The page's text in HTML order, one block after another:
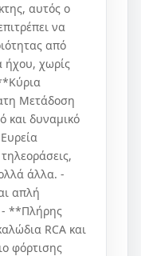
αυτός ο
να
από
ήχου, χωρίς
Μετάδοση
και δυναμικό
άλλα. -
απλή
- **Πλήρης
RCA και
φόρτισης